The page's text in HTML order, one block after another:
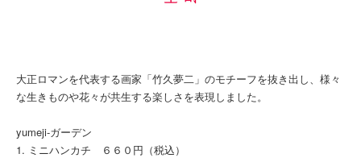
大正ロマンを代表する画家「竹久夢二」のモチーフを抜き出し、様々
な生きものや花々が共生する楽しさを表現しました。
yumeji-ガーデン
1. ミニハンカチ ６６０円（税込）